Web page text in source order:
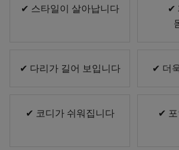
✔ 스타일이 살아납니다
✔
✔ 다리가 길어 보입니다 ✔ 더
✔ 코디가 쉬워집니다
✔ 포